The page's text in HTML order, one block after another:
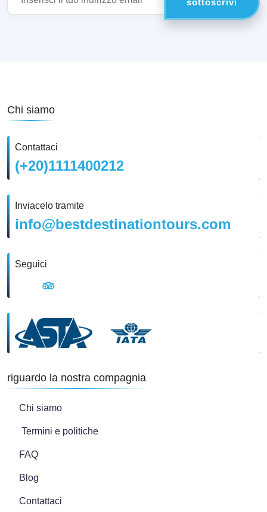
Chi siamo
Contattaci
(+20)1111400212
Inviacelo tramite
info@bestdestinationtours.com
Seguici
riguardo la nostra compagnia
Chi siamo
Termini e politiche
FAQ
Blog
Contattaci